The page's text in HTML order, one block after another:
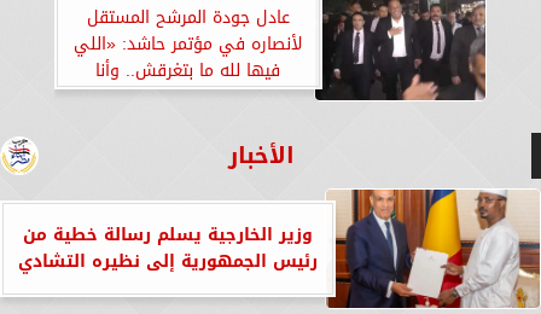
عادل جودة المرشح المستقل
لأنصاره في مؤتمر حاشد: «اللي
فيها لله ما بتغرقش.. وأنا
معاكم»
الأخبار
وزير الخارجية يسلم رسالة خطية من
رئيس الجمهورية إلى نظيره التشادي